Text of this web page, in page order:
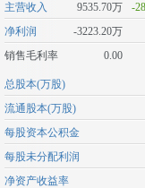
主营收入
9535.70万 -
净利润
-3223.20万
销售毛利率
0.00
总股本(万股)
流通股本(万股)
每股资本公积金
每股未分配利润
净资产收益率